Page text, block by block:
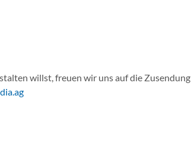
willst, freuen wir uns auf die Zusendung